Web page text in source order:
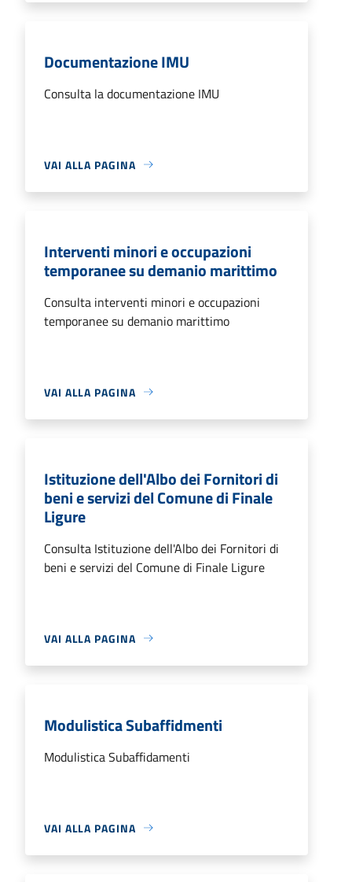
Documentazione IMU
Consulta la documentazione IMU
VAI ALLA PAGINA
Interventi minori e occupazioni
temporanee su demanio marittimo
Consulta interventi minori e occupazioni
temporanee su demanio marittimo
VAI ALLA PAGINA
Istituzione dell'Albo dei Fornitori di
beni e servizi del Comune di Finale
Ligure
Consulta Istituzione dell'Albo dei Fornitori di
beni e servizi del Comune di Finale Ligure
VAI ALLA PAGINA
Modulistica Subaffidmenti
Modulistica Subaffidamenti
VAI ALLA PAGINA